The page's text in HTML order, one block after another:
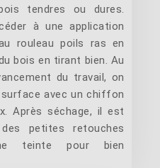
tendres ou dures.
à une application
rouleau poils ras en
bois en tirant bien. Au
du travail, on
avec un chiffon
Après séchage, il est
petites retouches
teinte pour bien